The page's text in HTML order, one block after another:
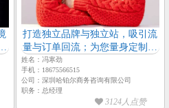
打造独立品牌与独立站，吸引流
量与订单回流；为您量身定制店
铺搭建、设计、SEO优化及技术
支持【哈铂尔-总经理-冯寒劲】
姓名：冯寒劲
手机：18675566515
公司：深圳哈铂尔商务咨询有限公司
职务：总经理
3124人点赞